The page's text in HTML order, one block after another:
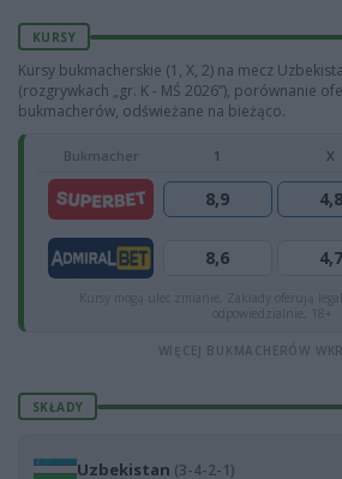
KURSY
Kursy bukmacherskie (1, X, 2) na mecz
(rozgrywkach „gr. K - MŚ 2026”), porównanie
bukmacherów, odświeżane na bieżąco.
Bukmacher 1 X
8,9 4,8
8,6 4,7
Kursy mogą ulec zmianie, Zakłady oferują
odpowiedzialnie, 18+
WIĘCEJ BUKMACHERÓW
SKŁADY
Uzbekistan (3-4-2-1)